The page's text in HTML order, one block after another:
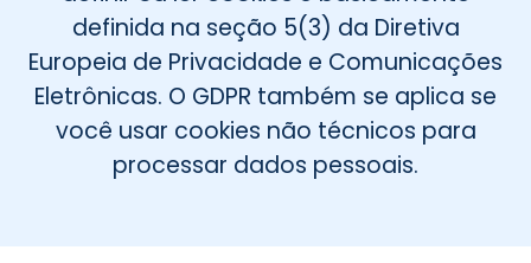
Čeština Dansk
Suomi
definida na seção 5(3) da Diretiva
Europeia de Privacidade e Comunicações
Eletrônicas. O GDPR também se aplica se
você usar cookies não técnicos para
processar dados pessoais.